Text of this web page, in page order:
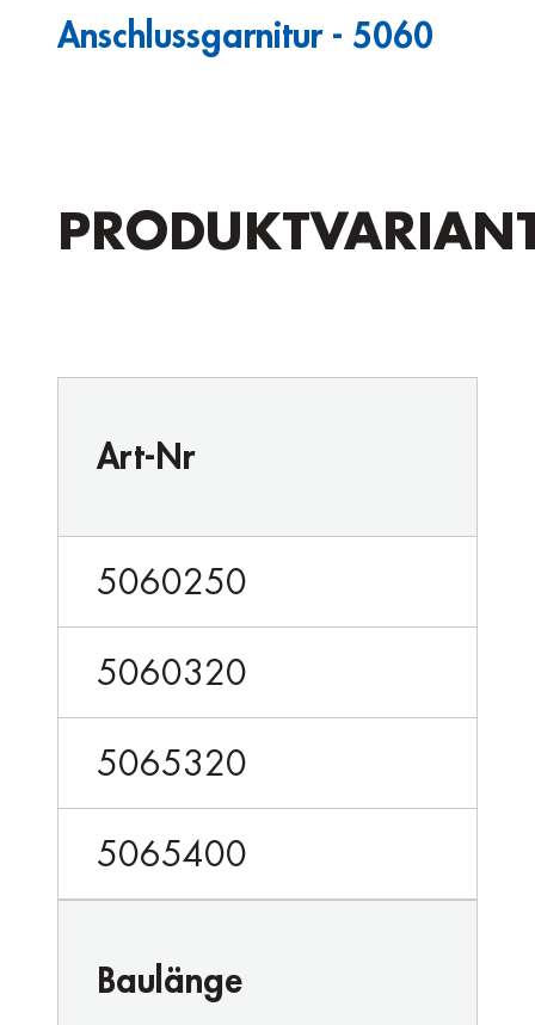
Anschlussgarnitur - 5060
Art-Nr
5060250
5060320
5065320
5065400
Baulänge